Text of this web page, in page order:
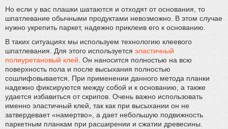
Но если у вас плашки шатаются и отходят от основания, то
шпатлевание обычными продуктами невозможно. В этом случае
нужно укрепить паркет, надежно приклеив его к основанию.
В таких ситуациях мы используем технологию клеевого
шпатлевания. Для этого используется эластичный
полиуретановый клей . Он наносится полностью на всю
поверхность пола и после высыхания полностью
сошлифовывается. При применении данного метода планки
надежно фиксируются между собой и к основанию, а также
удается избавиться от скрипов. Очень важно использовать
именно эластичный клей, так как при высыхании он не
затвердевает «намертво», а дает небольшую подвижность
паркетным планкам при расширении и сжатии древесины.